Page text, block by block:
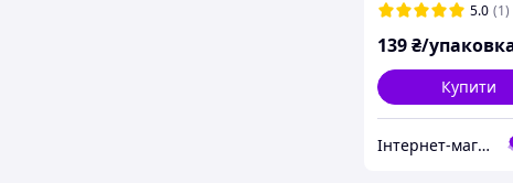
5.0 (1)
139₴/
Купити
Інтернет-магазин "Хобі-плюс"